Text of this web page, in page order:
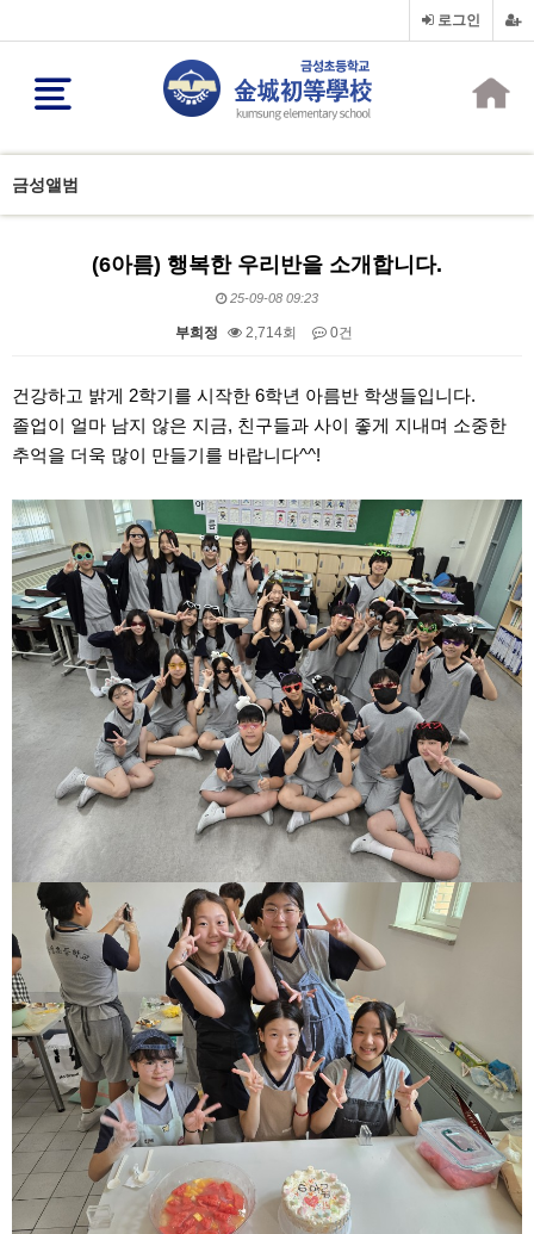
로그인
금성앨범
(6아름) 행복한 우리반을 소개합니다.
25-09-08 09:23
부희정 2,714회 0건
본문
건강하고 밝게 2학기를 시작한 6학년 아름반 학생들입니다.
졸업이 얼마 남지 않은 지금, 친구들과 사이 좋게 지내며 소중한
추억을 더욱 많이 만들기를 바랍니다^^!